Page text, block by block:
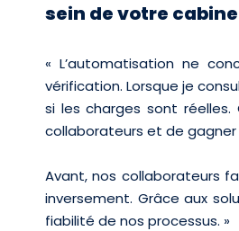
sein de votre
« L’automatisation ne
vérification. Lorsque je
si les charges sont
collaborateurs et de
Avant, nos collaborateurs
inversement. Grâce aux
fiabilité de nos processus. »